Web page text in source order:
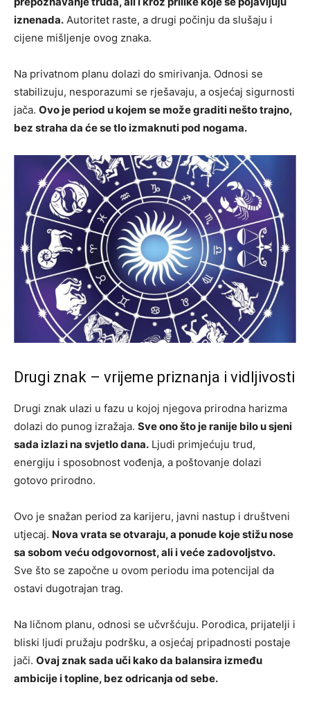
iznenada. Autoritet raste, a drugi počinju da slušaju i
cijene mišljenje ovog znaka.
Na privatnom planu dolazi do smirivanja. Odnosi se
stabilizuju, nesporazumi se rješavaju, a osjećaj sigurnosti
jača. Ovo je period u kojem se može graditi nešto trajno,
bez straha da će se tlo izmaknuti pod nogama.
Drugi znak – vrijeme priznanja i vidljivosti
Drugi znak ulazi u fazu u kojoj njegova prirodna harizma
dolazi do punog izražaja. Sve ono što je ranije bilo u sjeni
sada izlazi na svjetlo dana. Ljudi primjećuju trud,
energiju i sposobnost vođenja, a poštovanje dolazi
gotovo prirodno.
Ovo je snažan period za karijeru, javni nastup i društveni
utjecaj. Nova vrata se otvaraju, a ponude koje stižu nose
sa sobom veću odgovornost, ali i veće zadovoljstvo.
Sve što se započne u ovom periodu ima potencijal da
ostavi dugotrajan trag.
Na ličnom planu, odnosi se učvršćuju. Porodica, prijatelji i
bliski ljudi pružaju podršku, a osjećaj pripadnosti postaje
jači. Ovaj znak sada uči kako da balansira između
ambicije i topline, bez odricanja od sebe.